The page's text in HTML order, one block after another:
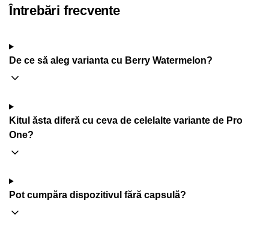
Întrebări frecvente
De ce să aleg varianta cu Berry Watermelon?
Kitul ăsta diferă cu ceva de celelalte variante de Pro
One?
Pot cumpăra dispozitivul fără capsulă?